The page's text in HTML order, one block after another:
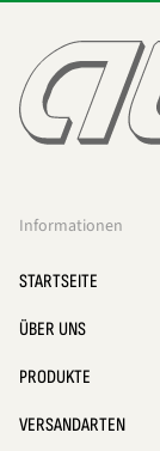
Informationen
STARTSEITE
ÜBER UNS
PRODUKTE
VERSANDARTEN